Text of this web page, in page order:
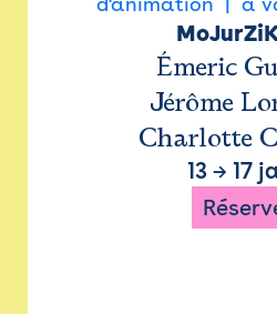
Émeric
Jérôme
Charlotte
13→ 17